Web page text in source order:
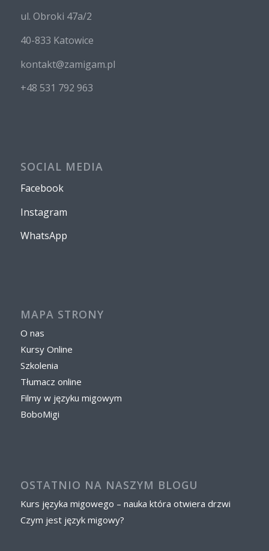
ul. Obroki 47a/2
40-833 Katowice
kontakt@zamigam.pl
+48 531 792 963
SOCIAL MEDIA
Facebook
Instagram
WhatsApp
MAPA STRONY
O nas
Kursy Online
Szkolenia
Tłumacz online
Filmy w języku migowym
BoboMigi
OSTATNIO NA NASZYM BLOGU
Kurs języka migowego – nauka która otwiera drzwi
Czym jest język migowy?